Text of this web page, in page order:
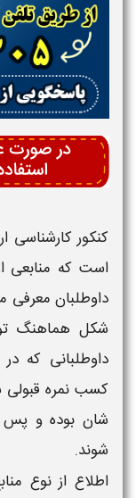
کنکور کارشناسی
است که منابعی
داوطلبان
شکل هماهنگ
داوطلبانی که در
کسب نمره قبولی
شان بوده و پس
شوند.
اطلاع از نوع